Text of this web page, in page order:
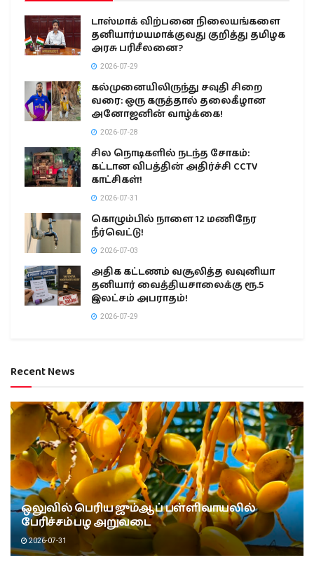
டாஸ்மாக் விற்பனை நிலையங்களை
தனியார்மயமாக்குவது குறித்து தமிழக
அரசு பரிசீலனை?
2026-07-29
கல்முனையிலிருந்து சவுதி சிறை
வரை: ஒரு கருத்தால் தலைகீழான
அனோஜனின் வாழ்க்கை!
2026-07-28
சில நொடிகளில் நடந்த சோகம்:
கட்டான விபத்தின் அதிர்ச்சி CCTV
காட்சிகள்!
2026-07-31
கொழும்பில் நாளை 12 மணிநேர
நீர்வெட்டு!
2026-07-03
அதிக கட்டணம் வசூலித்த வவுனியா
தனியார் வைத்தியசாலைக்கு ரூ.5
இலட்சம் அபராதம்!
2026-07-29
Recent News
ஒலுவில் பெரிய ஜும்ஆப் பள்ளிவாயலில்
பேரிச்சம் பழ அறுவடை
2026-07-31